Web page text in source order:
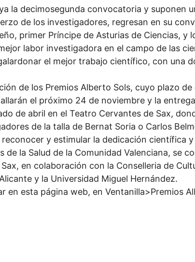
la decimosegunda convocatoria y suponen
de los investigadores, regresan en su
primer Príncipe de Asturias de Ciencias, y
labor investigadora en el campo de las
el mejor trabajo científico, con una
de los Premios Alberto Sols, cuyo plazo
el próximo 24 de noviembre y la
de abril en el Teatro Cervantes de Sax,
de la talla de Bernat Soria o Carlos
y estimular la dedicación científica
de la Salud de la Comunidad Valenciana, se
en colaboración con la Conselleria de
y la Universidad Miguel Hernández.
en esta página web, en Ventanilla>Premios